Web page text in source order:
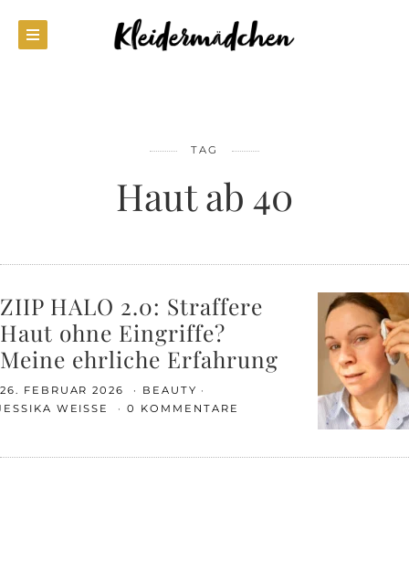
TAG
Haut ab 40
ZIIP HALO 2.0: Straffere
Haut ohne Eingriffe?
Meine ehrliche Erfahrung
26. FEBRUAR 2026
BEAUTY
WEISSE
0 KOMMENTARE